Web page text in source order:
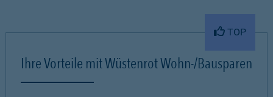
TOP
Ihre Vorteile mit Wüstenrot Wohn-/Bausparen